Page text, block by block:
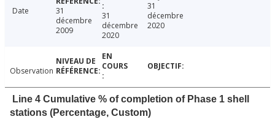
Date
31
décembre
2009
31
décembre
2020
31
décembre
2020
Observation
Line 4 Cumulative % of completion of Phase 1 shell
stations (Percentage, Custom)